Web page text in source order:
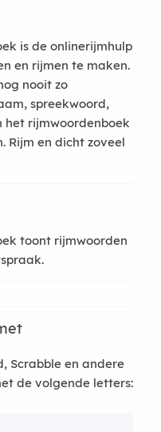
is de onlinerijmhulp
en rijmen te maken.
nooit zo
spreekwoord,
rijmwoordenboek
Rijm en dicht zoveel
toont rijmwoorden
Scrabble en andere
de volgende letters: